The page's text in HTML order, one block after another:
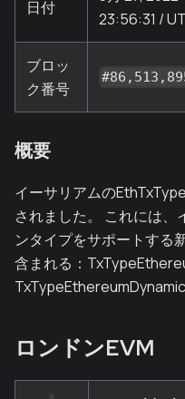
日付
23:56:31 /
ブロッ
ク番号
概要
イーサリアムの
されました。 これには、
ンタイプをサポートする
含まれる：
ロンドンEVM